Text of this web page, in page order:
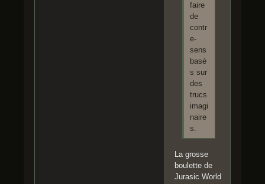
faire
de
contr
e-
sens
basé
s sur
des
trucs
imagi
naire
s.
La grosse
boulette de
Jurasic World